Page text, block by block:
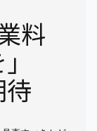
料
」